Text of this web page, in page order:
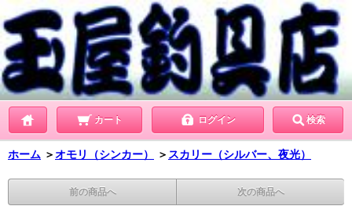
カート ログイン 検索
ホーム ＞オモリ（シンカー） ＞ スカリー（シルバー、夜光）
前の商品へ 次の商品へ